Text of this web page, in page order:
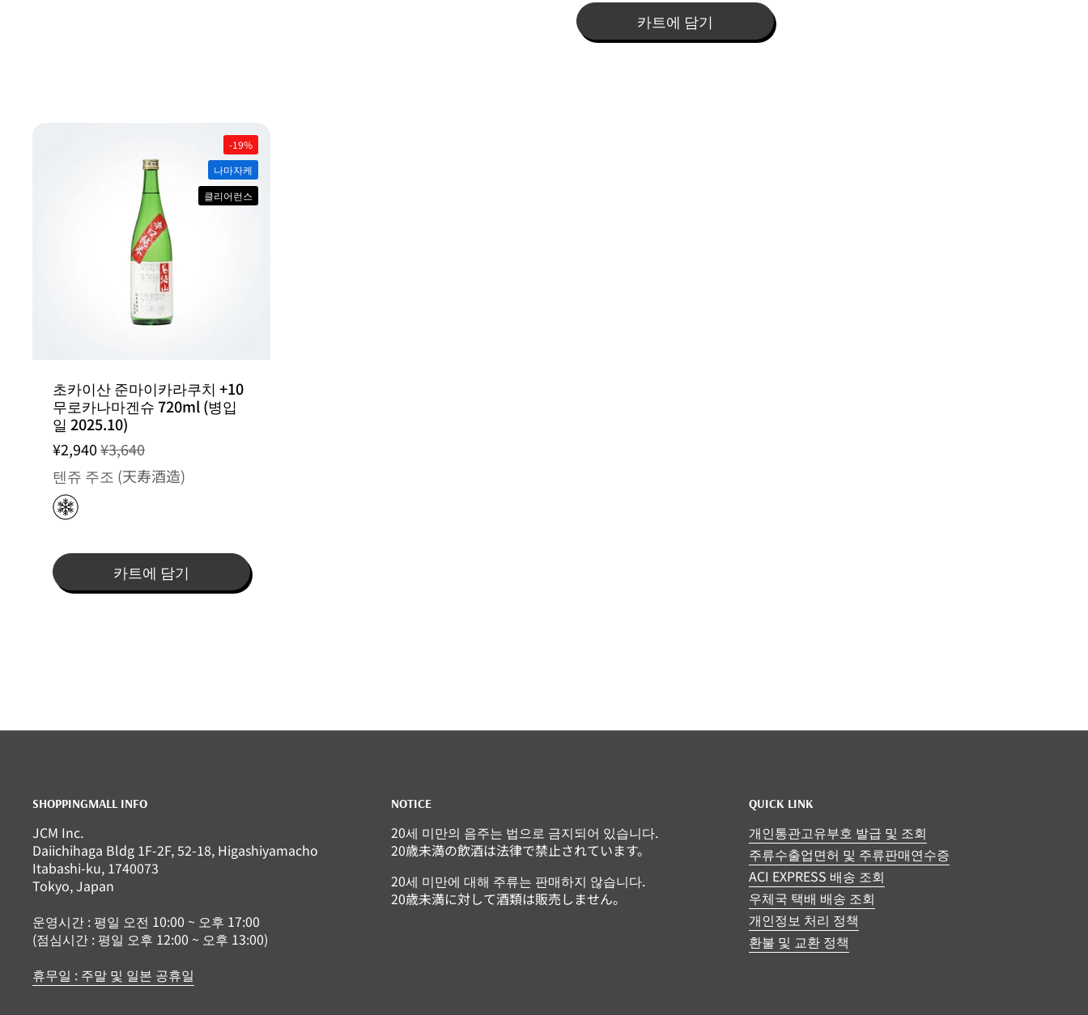
카트에 담기
초카이산 준마이카라쿠치 +10
무로카나마겐슈 720ml (병입
일 2025.10)
¥2,940¥3,640
텐쥬 주조 (天寿酒造)
카트에 담기
-19%
나마자케
클리어런스
SHOPPINGMALL INFO
JCM Inc.
Daiichihaga Bldg 1F-2F, 52-18, Higashiyamacho
Itabashi-ku, 1740073
Tokyo, Japan
운영시간 : 평일 오전 10:00 ~ 오후 17:00
(점심시간 : 평일 오후 12:00 ~ 오후 13:00)
휴무일 : 주말 및 일본 공휴일
NOTICE
20세 미만의 음주는 법으로 금지되어 있습니다.
20歳未満の飲酒は法律で禁止されています。
20세 미만에 대해 주류는 판매하지 않습니다.
20歳未満に対して酒類は販売しません。
QUICK LINK
개인통관고유부호 발급 및 조회
주류수출업면허 및 주류판매연수증
ACI EXPRESS 배송 조회
우체국 택배 배송 조회
개인정보 처리 정책
환불 및 교환 정책